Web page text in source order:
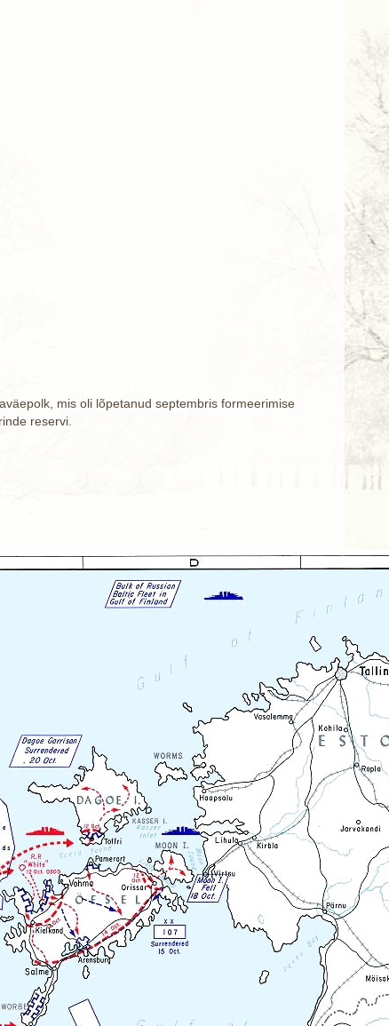
mis oli lõpetanud septembris formeerimise
reservi.